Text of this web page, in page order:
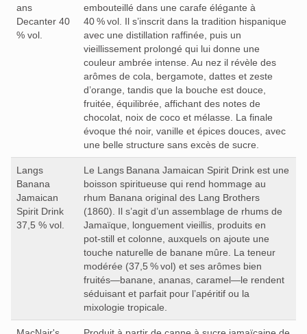
ans
Decanter 40
% vol.
embouteillé dans une carafe élégante à
40 % vol. Il s’inscrit dans la tradition hispanique
avec une distillation raffinée, puis un
vieillissement prolongé qui lui donne une
couleur ambrée intense. Au nez il révèle des
arômes de cola, bergamote, dattes et zeste
d’orange, tandis que la bouche est douce,
fruitée, équilibrée, affichant des notes de
chocolat, noix de coco et mélasse. La finale
évoque thé noir, vanille et épices douces, avec
une belle structure sans excès de sucre.
Langs
Banana
Jamaican
Spirit Drink
37,5 % vol.
Le Langs Banana Jamaican Spirit Drink est une
boisson spiritueuse qui rend hommage au
rhum Banana original des Lang Brothers
(1860). Il s’agit d’un assemblage de rhums de
Jamaïque, longuement vieillis, produits en
pot‑still et colonne, auxquels on ajoute une
touche naturelle de banane mûre. La teneur
modérée (37,5 % vol) et ses arômes bien
fruités—banane, ananas, caramel—le rendent
séduisant et parfait pour l’apéritif ou la
mixologie tropicale.